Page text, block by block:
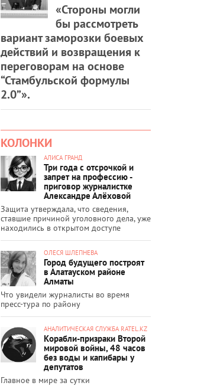
«Стороны могли
бы рассмотреть
вариант заморозки боевых
действий и возвращения к
переговорам на основе
“Стамбульской формулы
2.0”».
КОЛОНКИ
АЛИСА ГРАНД
Три года с отсрочкой и
запрет на профессию -
приговор журналистке
Александре Алёховой
Защита утверждала, что сведения,
ставшие причиной уголовного дела, уже
находились в открытом доступе
ОЛЕСЯ ШЛЕПНЕВА
Город будущего построят
в Алатауском районе
Алматы
Что увидели журналисты во время
пресс-тура по району
АНАЛИТИЧЕСКАЯ СЛУЖБА RATEL.KZ
Корабли-призраки Второй
мировой войны, 48 часов
без воды и капибары у
депутатов
Главное в мире за сутки